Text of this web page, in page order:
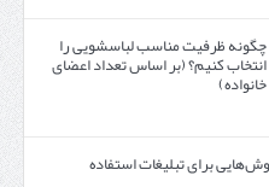
چگونه ظرفیت مناسب لباسشویی را
انتخاب کنیم؟ (بر اساس تعداد اعضای
خانواده)
برای تبلیغات استفاده